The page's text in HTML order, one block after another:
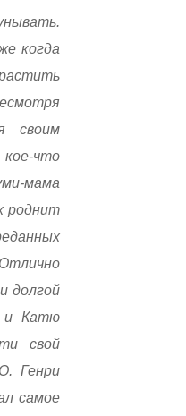
когда
своим
что
мама
роднит
долгой
и Катю
свой
Генри
самое